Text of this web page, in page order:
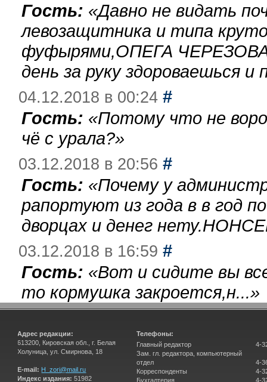
Гость: «Давно не видать
левозащитника и типа
фуфырями,ОПЕГА
день за руку здороваешься
04.12.2018 в 00:24 #
Гость: «Потому что не
чё с урала?»
03.12.2018 в 20:56 #
Гость: «Почему у
рапортуют из года в в год
дворцах и денег
03.12.2018 в 16:59 #
Гость: «Вот и сидите вы
то кормушка закроется,н...»
Адрес редакции:
613200, Кировская обл., г. Белая
Холуница, ул. Смирнова, 18
E-mail: H_zori@mail.ru
Индекс издания: 51982
Телефоны:
Главный редактор
Зам. гл. редактора, компьютерный
отдел
Корреспонденты
Бухгалтерия
4-
4-
4-
4-